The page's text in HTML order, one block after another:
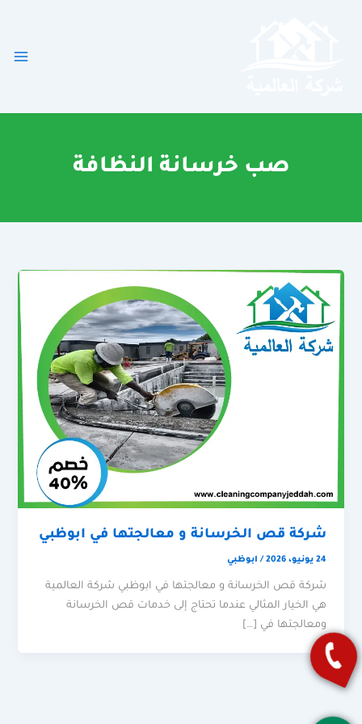
صب خرسانة النظافة
شركة قص الخرسانة و معالجتها في ابوظبي
24 يونيو، 2026 / ابوظبي
شركة قص الخرسانة و معالجتها في ابوظبي شركة العالمية
هي الخيار المثالي عندما تحتاج إلى خدمات قص الخرسانة
ومعالجتها في […]